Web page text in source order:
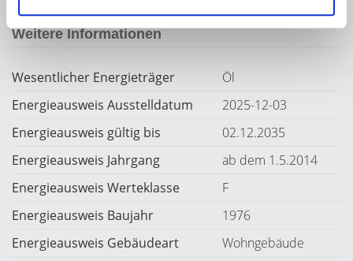
Weitere Informationen
Wesentlicher Energieträger
Öl
Energieausweis Ausstelldatum
2025-12-03
Energieausweis gültig bis
02.12.2035
Energieausweis Jahrgang
ab dem 1.5.2014
Energieausweis Werteklasse
F
Energieausweis Baujahr
1976
Energieausweis Gebäudeart
Wohngebäude